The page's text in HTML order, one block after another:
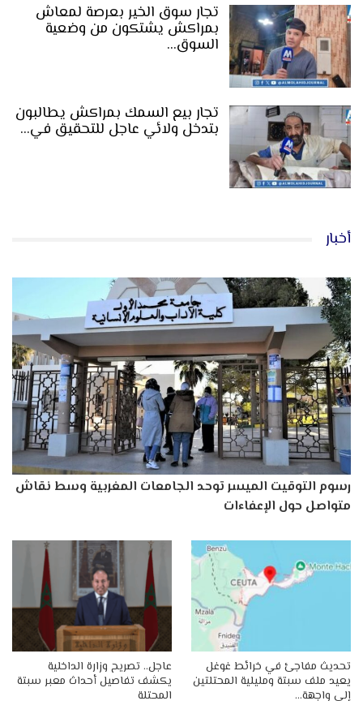
تجار سوق الخير بعرصة لمعاش
بمراكش يشتكون من وضعية
السوق…
تجار بيع السمك بمراكش يطالبون
بتدخل ولائي عاجل للتحقيق في…
أخبار
رسوم التوقيت الميسر توحد الجامعات المغربية وسط نقاش
متواصل حول الإعفاءات
تحديث مفاجئ في خرائط غوغل
يعيد ملف سبتة ومليلية المحتلتين
إلى واجهة…
عاجل.. تصريح وزارة الداخلية
يكشف تفاصيل أحداث معبر سبتة
المحتلة